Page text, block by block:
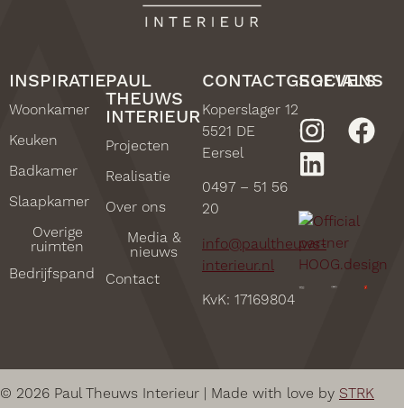
INSPIRATIE
Woonkamer
Keuken
Badkamer
Slaapkamer
Overige
ruimten
Bedrijfspand
PAUL
THEUWS
INTERIEUR
Projecten
Realisatie
Over ons
Media &
nieuws
Contact
CONTACTGEGEVENS
Koperslager 12
5521 DE
Eersel
0497 – 51 56
20
info@paultheuws-
interieur.nl
KvK: 17169804
SOCIALS
© 2026 Paul Theuws Interieur | Made with love by STRK